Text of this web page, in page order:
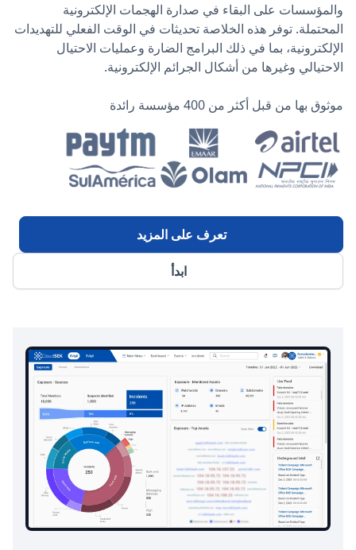
والمؤسسات على البقاء في صدارة الهجمات الإلكترونية
المحتملة. توفر هذه الخلاصة تحديثات في الوقت الفعلي للتهديدات
الإلكترونية، بما في ذلك البرامج الضارة وعمليات الاحتيال
الاحتيالي وغيرها من أشكال الجرائم الإلكترونية.
موثوق بها من قبل أكثر من 400 مؤسسة رائدة
ابدأ
تعرف على المزيد